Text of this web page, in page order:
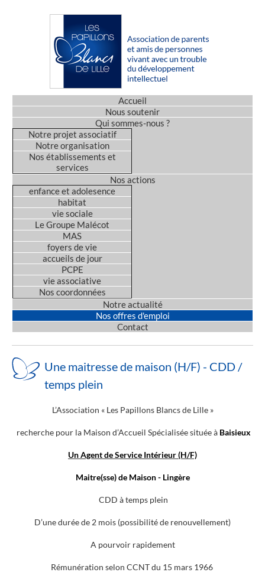
Accueil
Nous soutenir
Qui sommes-nous ?
Notre projet associatif
Notre organisation
Nos établissements et
services
Nos actions
enfance et adolesence
habitat
vie sociale
Le Groupe Malécot
MAS
foyers de vie
accueils de jour
PCPE
vie associative
Nos coordonnées
Notre actualité
Nos offres d'emploi
Contact
Une maitresse de maison (H/F) - CDD /
temps plein
L’Association « Les Papillons Blancs de Lille »
recherche pour la Maison d’Accueil Spécialisée située à Baisieux
Un Agent de Service Intérieur (H/F)
Maitre(sse) de Maison - Lingère
CDD à temps plein
D’une durée de 2 mois (possibilité de renouvellement)
A pourvoir rapidement
Rémunération selon CCNT du 15 mars 1966